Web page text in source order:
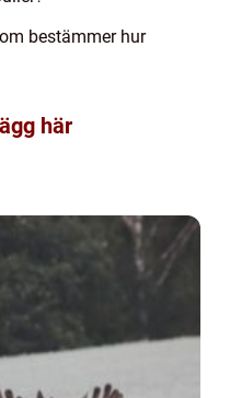
bestämmer hur
här